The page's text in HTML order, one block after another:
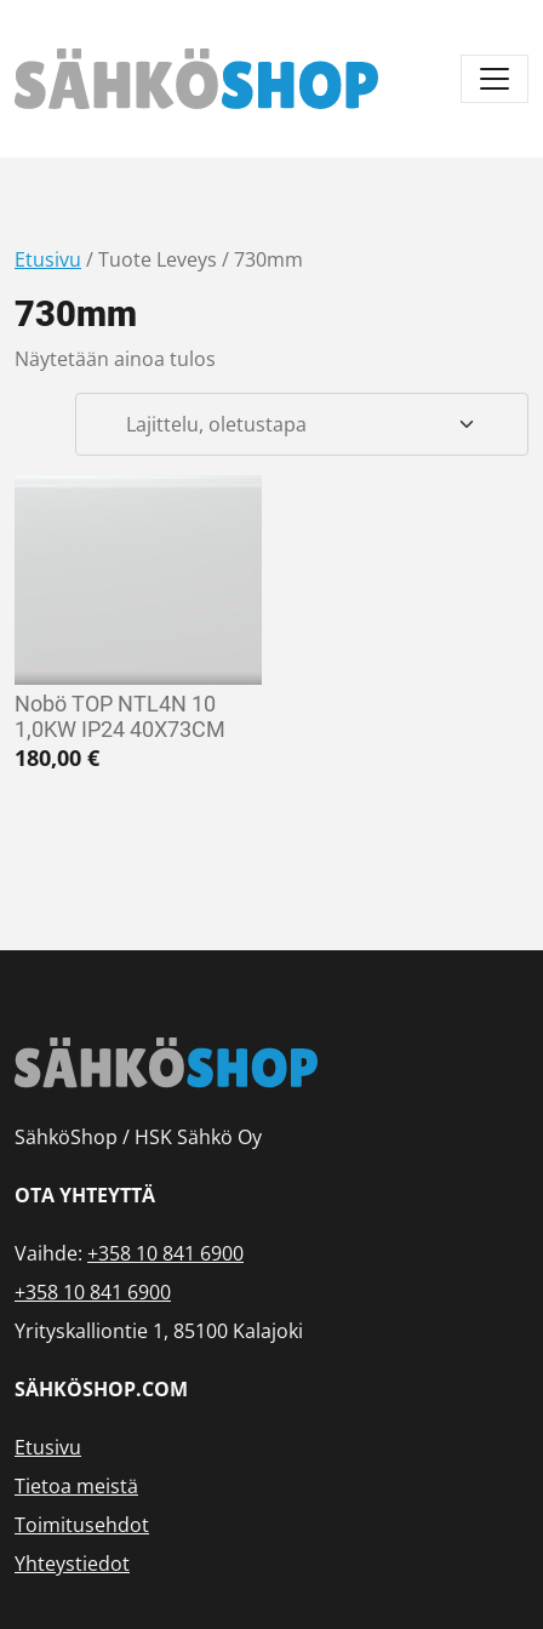
Päävalikko
Etusivu / Tuote Leveys / 730mm
730mm
Näytetään ainoa tulos
Nobö TOP NTL4N 10
1,0KW IP24 40X73CM
180,00 €
SähköShop / HSK Sähkö Oy
OTA YHTEYTTÄ
Vaihde: +358 10 841 6900
+358 10 841 6900
Yrityskalliontie 1, 85100 Kalajoki
SÄHKÖSHOP.COM
Etusivu
Tietoa meistä
Toimitusehdot
Yhteystiedot